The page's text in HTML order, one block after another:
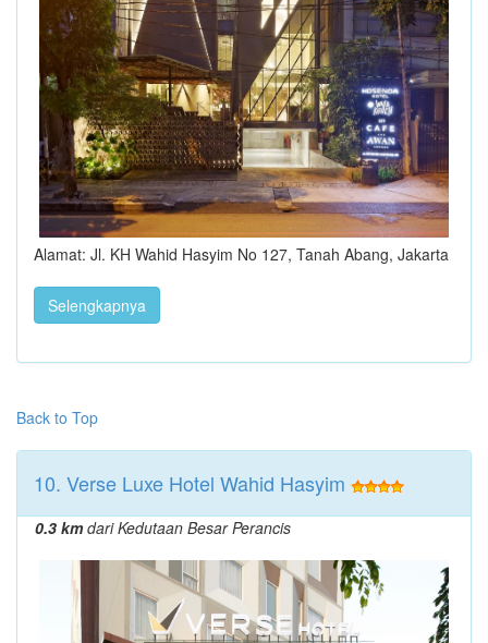
Alamat: Jl. KH Wahid Hasyim No 127, Tanah Abang, Jakarta
Selengkapnya
Back to Top
10. Verse Luxe Hotel Wahid Hasyim
0.3 kmdari Kedutaan Besar Perancis